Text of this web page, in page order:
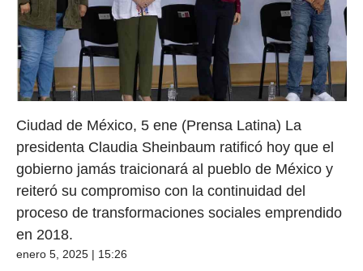
Ciudad de México, 5 ene (Prensa Latina) La
presidenta Claudia Sheinbaum ratificó hoy que el
gobierno jamás traicionará al pueblo de México y
reiteró su compromiso con la continuidad del
proceso de transformaciones sociales emprendido
en 2018.
enero 5, 2025 | 15:26